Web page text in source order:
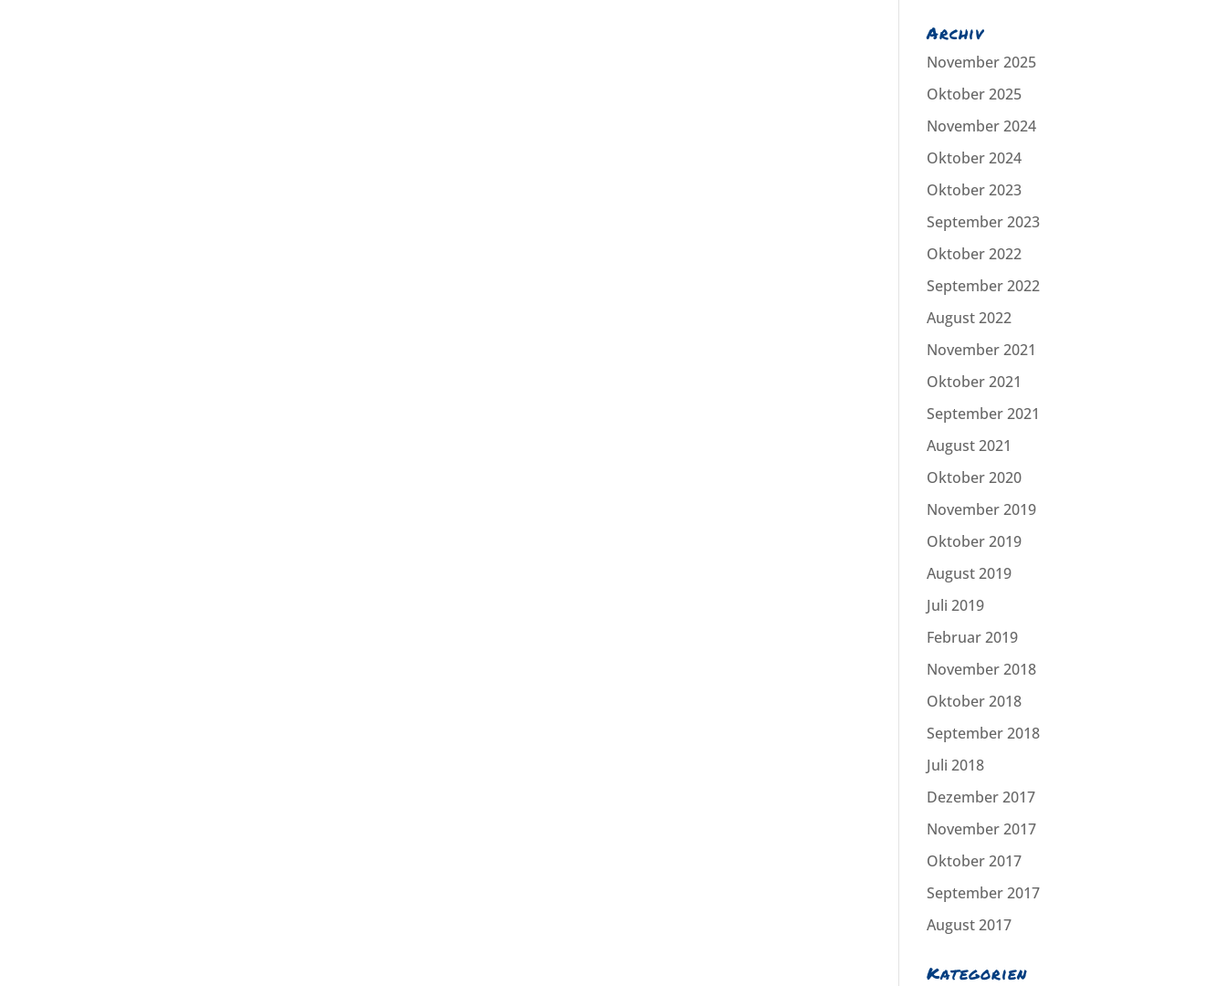
Archiv
November 2025
Oktober 2025
November 2024
Oktober 2024
Oktober 2023
September 2023
Oktober 2022
September 2022
August 2022
November 2021
Oktober 2021
September 2021
August 2021
Oktober 2020
November 2019
Oktober 2019
August 2019
Juli 2019
Februar 2019
November 2018
Oktober 2018
September 2018
Juli 2018
Dezember 2017
November 2017
Oktober 2017
September 2017
August 2017
Kategorien